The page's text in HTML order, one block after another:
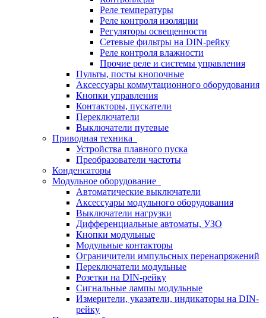
Реле температуры
Реле контроля изоляции
Регуляторы освещенности
Сетевые фильтры на DIN-рейку
Реле контроля влажности
Прочие реле и системы управления
Пульты, посты кнопочные
Аксессуары коммутационного оборудования
Кнопки управления
Контакторы, пускатели
Переключатели
Выключатели путевые
Приводная техника
Устройства плавного пуска
Преобразователи частоты
Конденсаторы
Модульное оборудование
Автоматические выключатели
Аксессуары модульного оборудования
Выключатели нагрузки
Дифференциальные автоматы, УЗО
Кнопки модульные
Модульные контакторы
Ограничители импульсных перенапряжений
Переключатели модульные
Розетки на DIN-рейку
Сигнальные лампы модульные
Измерители, указатели, индикаторы на DIN-
рейку